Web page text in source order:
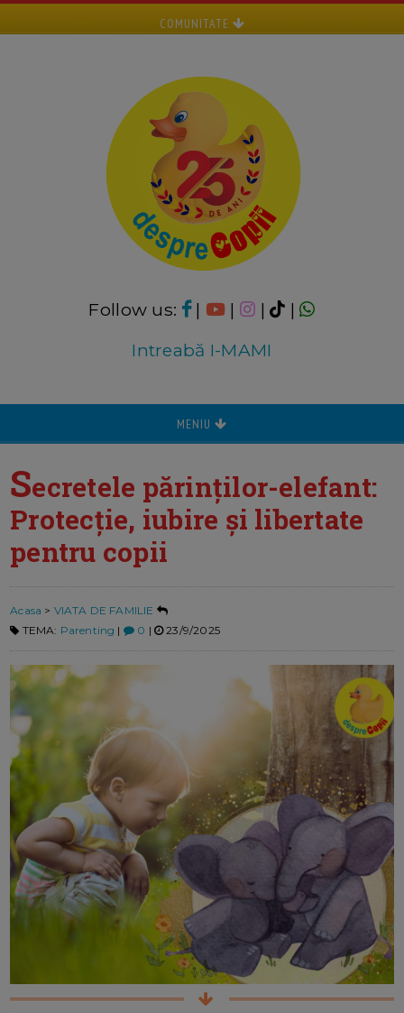
COMUNITATE
Follow us: | | |
|
Intreabă I-MAMI
MENIU
Secretele părinților-elefant:
Protecție, iubire și libertate
pentru copii
Acasa > VIATA DE FAMILIE
TEMA: Parenting | 0 | 23/9/2025